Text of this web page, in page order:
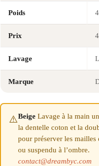
Poids
Prix
Lavage
Marque
⚠️BeigeLavage à la main
la dentelle coton et la
pour préserver les mailles
ou suspendu à l’ombre.
contact@dreambyc.com